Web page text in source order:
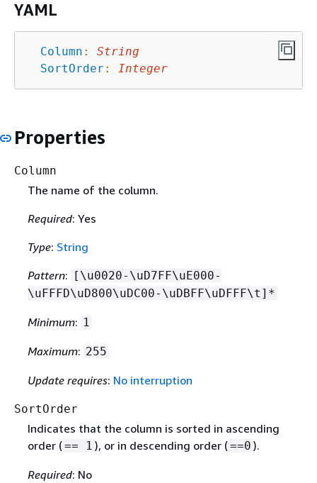
YAML
Column :
String
SortOrder : Integer
Properties
Column
The name of the column.
Required: Yes
Type: String
Pattern: [\u0020-\uD7FF\uE000-
\uFFFD\uD800\uDC00-\uDBFF\uDFFF\t]*
Minimum: 1
Maximum: 255
Update requires: No interruption
SortOrder
Indicates that the column is sorted in ascending
order (== 1 ), or in descending order (==0 ).
Required: No